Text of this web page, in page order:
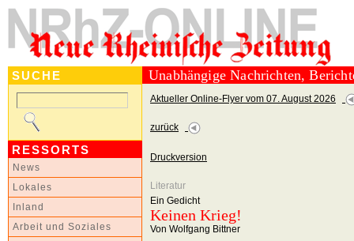
SUCHE
RESSORTS
News
Lokales
Inland
Arbeit und Soziales
Unabhängige Nachrichten,
Aktueller Online-Flyer vom 07. August 2026
zurück
Druckversion
Literatur
Ein Gedicht
Keinen Krieg!
Von Wolfgang Bittner